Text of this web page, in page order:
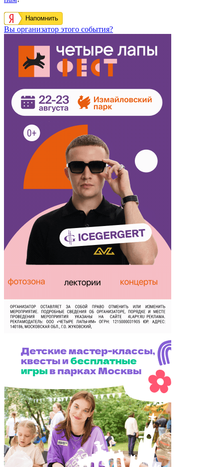
Напомнить
Вы организатор этого события?